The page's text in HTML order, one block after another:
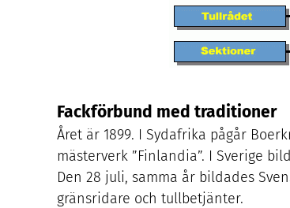
Fackförbund med traditioner
Året är 1899. I Sydafrika pågår
mästerverk ”Finlandia”. I Sverige
Den 28 juli, samma år bildades
gränsridare och tullbetjänter.